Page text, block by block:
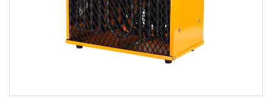
EN SAVOIR PLUS